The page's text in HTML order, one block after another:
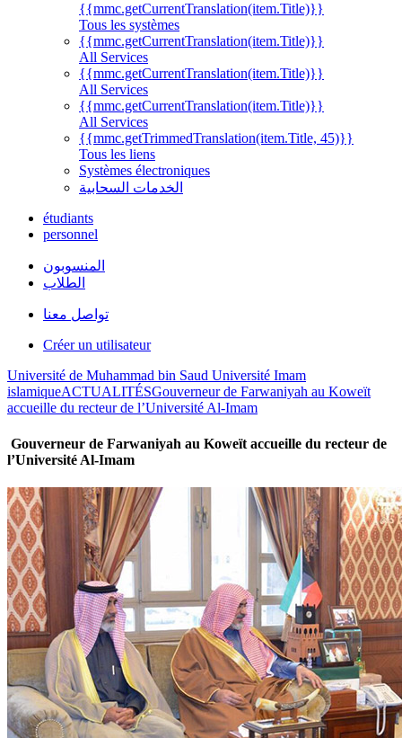
{{mmc.getCurrentTranslation(item.Title)}}
Tous les systèmes
{{mmc.getCurrentTranslation(item.Title)}}
All Services
{{mmc.getCurrentTranslation(item.Title)}}
All Services
{{mmc.getCurrentTranslation(item.Title)}}
All Services
{{mmc.getTrimmedTranslation(item.Title, 45)}}
Tous les liens
Systèmes électroniques
الخدمات السحابية
étudiants
personnel
المنسوبون
الطلاب
تواصل معنا
Créer un utilisateur
Université de Muhammad bin Saud Université Imam
islamiqueACTUALITÉSGouverneur de Farwaniyah au Koweït
accueille du recteur de l’Université Al-Imam
Gouverneur de Farwaniyah au Koweït accueille du recteur de
l’Université Al-Imam